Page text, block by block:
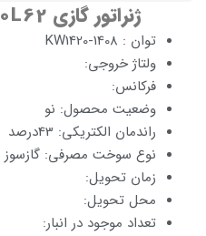
ژنراتور گازی MTU -16V4000L62
توان : KW1420-1408
ولتاژ خروجی:
فرکانس:
وضعیت محصول: نو
راندمان الکتریکی: 43درصد
نوع سوخت مصرفی: گازسوز
زمان تحویل:
محل تحویل:
تعداد موجود در انبار: